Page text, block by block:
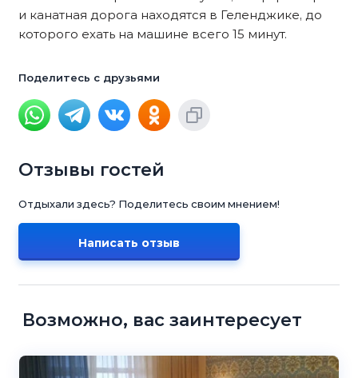
и канатная дорога находятся в Геленджике, до
которого ехать на машине всего 15 минут.
Поделитесь с друзьями
Отзывы гостей
Отдыхали здесь? Поделитесь своим мнением!
Написать отзыв
Возможно, вас заинтересует